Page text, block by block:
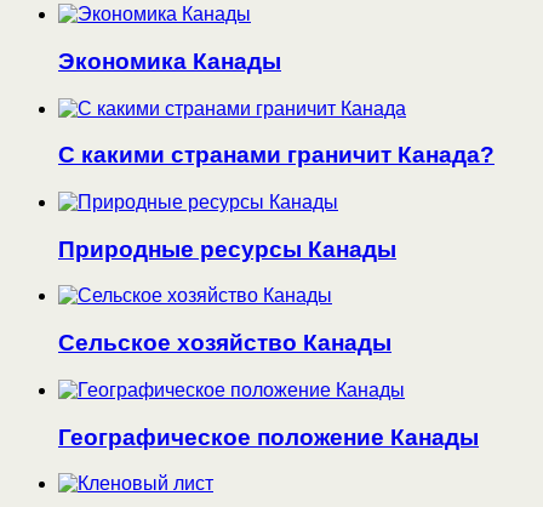
Экономика Канады
С какими странами граничит Канада?
Природные ресурсы Канады
Сельское хозяйство Канады
Географическое положение Канады